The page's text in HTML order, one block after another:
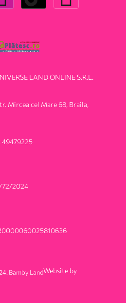
LAND ONLINE S.R.L.
Mircea cel Mare 68, Braila,
49479225
72/2024
Bamby LandWebsite by